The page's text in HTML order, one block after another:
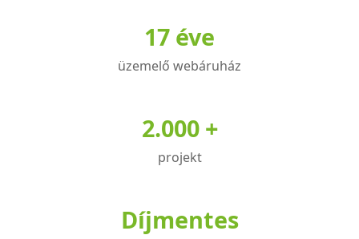
17 éve
üzemelő webáruház
2.000 +
projekt
Díjmentes